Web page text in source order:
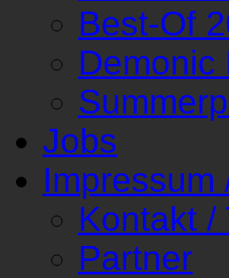
Best-Of
Demonic
Jobs
Impressum
Kontakt /
Partner